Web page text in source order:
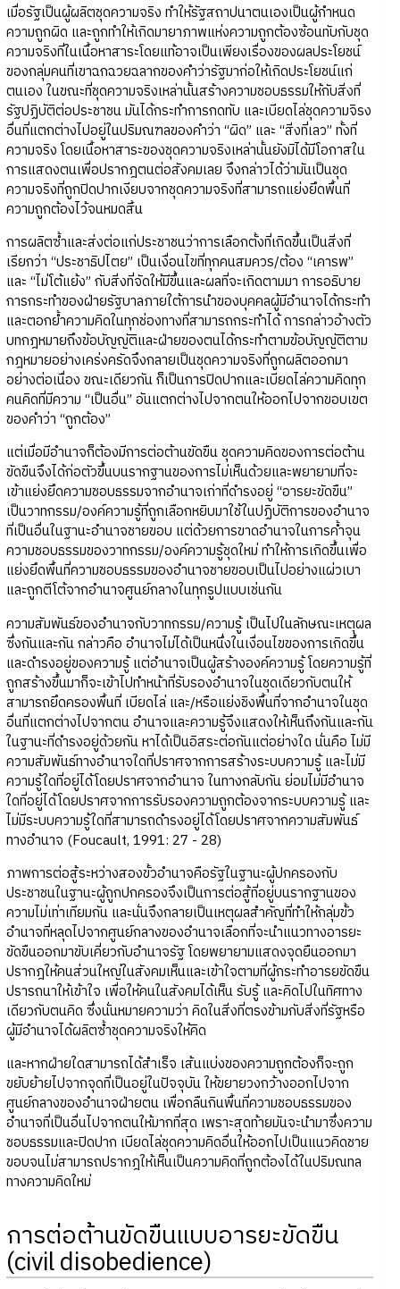
เมื่อรัฐเป็นผู้ผลิตชุดความจริง ทำให้รัฐสถาปนาตนเองเป็นผู้กำหนด
ความถูกผิด และถูกทำให้เกิดมายาภาพแห่งความถูกต้องซ้อนทับกับชุด
ความจริงที่ในเนื้อหาสาระโดยแท้อาจเป็นเพียงเรื่องของผลประโยชน์
ของกลุ่มคนที่เขาฉกฉวยฉลากของคำว่ารัฐมาก่อให้เกิดประโยชน์แก่
ตนเอง ในขณะที่ชุดความจริงเหล่านั้นสร้างความชอบธรรมให้กับสิ่งที่
รัฐปฏิบัติต่อประชาชน มันได้กระทำการกดทับ และเบียดไล่ชุดความจิรง
อื่นที่แตกต่างไปอยู่ในปริมณฑลของคำว่า “ผิด” และ “สิ่งที่เลว” ทั้งที่
ความจริง โดยเนื้อหาสาระของชุดความจริงเหล่านั้นยังมิได้มีโอกาสใน
การแสดงตนเพื่อปรากฎตนต่อสังคมเลย จึงกล่าวได้ว่ามันเป็นชุด
ความจริงที่ถูกปิดปากเงียบจากชุดความจริงที่สามารถแย่งยึดพื้นที่
ความถูกต้องไว้จนหมดสิ้น
การผลิตซ้ำและส่งต่อแก่ประชาชนว่าการเลือกตั้งที่เกิดขึ้นเป็นสิ่งที่
เรียกว่า “ประชาธิปไตย” เป็นเงื่อนไขที่ทุกคนสมควร/ต้อง “เคารพ”
และ “ไม่โต้แย้ง” กับสิ่งที่จัดให้มีขึ้นและผลที่จะเกิดตามมา การอธิบาย
การกระทำของฝ่ายรัฐบาลภายใต้การนำของบุคคลผู้มีอำนาจได้กระทำ
และตอกย้ำความคิดในทุกช่องทางที่สามารถกระทำได้ การกล่าวอ้างตัว
บทกฎหมายถึงข้อบัญญัติและฝ่ายของตนได้กระทำตามข้อบัญญัติตาม
กฎหมายอย่างเคร่งครัดจึงกลายเป็นชุดความจริงที่ถูกผลิตออกมา
อย่างต่อเนื่อง ขณะเดียวกัน ก็เป็นการปิดปากและเบียดไล่ความคิดทุก
คนคิดที่มีความ “เป็นอื่น” อันแตกต่างไปจากตนให้ออกไปจากขอบเขต
ของคำว่า “ถูกต้อง”
แต่เมื่อมีอำนาจก็ต้องมีการต่อต้านขัดขืน ชุดความคิดของการต่อต้าน
ขัดขืนจึงได้ก่อตัวขึ้นบนรากฐานของการไม่เห็นด้วยและพยายามที่จะ
เข้าแย่งยึดความชอบธรรมจากอำนาจเก่าที่ดำรงอยู่ “อารยะขัดขืน”
เป็นวาทกรรม/องค์ความรู้ที่ถูกเลือกหยิบมาใช้ในปฏิบัติการของอำนาจ
ที่เป็นอื่นในฐานะอำนาจชายขอบ แต่ด้วยการขาดอำนาจในการค้ำจุน
ความชอบธรรมของวาทกรรม/องค์ความรู้ชุดใหม่ ทำให้การเกิดขึ้นเพื่อ
แย่งยึดพื้นที่ความชอบธรรมของอำนาจชายขอบเป็นไปอย่างแผ่วเบา
และถูกตีโต้จากอำนาจศูนย์กลางในทุกรูปแบบเช่นกัน
ความสัมพันธ์ของอำนาจกับวาทกรรม/ความรู้ เป็นไปในลักษณะเหตุผล
ซึ่งกันและกัน กล่าวคือ อำนาจไม่ได้เป็นหนึ่งในเงื่อนไขของการเกิดขึ้น
และดำรงอยู่ของความรู้ แต่อำนาจเป็นผู้สร้างองค์ความรู้ โดยความรู้ที่
ถูกสร้างขึ้นมาก็จะเข้าไปทำหน้าที่รับรองอำนาจในชุดเดียวกับตนให้
สามารถยึดครองพื้นที่ เบียดไล่ และ/หรือแย่งชิงพื้นที่จากอำนาจในชุด
อื่นที่แตกต่างไปจากตน อำนาจและความรู้จึงแสดงให้เห็นถึงกันและกัน
ในฐานะที่ดำรงอยู่ด้วยกัน หาได้เป็นอิสระต่อกันแต่อย่างใด นั่นคือ ไม่มี
ความสัมพันธ์ทางอำนาจใดที่ปราศจากการสร้างระบบความรู้ และไม่มี
ความรู้ใดที่อยู่ได้โดยปราศจากอำนาจ ในทางกลับกัน ย่อมไม่มีอำนาจ
ใดที่อยู่ได้โดยปราศจากการรับรองความถูกต้องจากระบบความรู้ และ
ไม่มีระบบความรู้ใดที่สามารถดำรงอยู่ได้โดยปราศจากความสัมพันธ์
ทางอำนาจ (Foucault, 1991: 27 - 28)
ภาพการต่อสู้ระหว่างสองขั้วอำนาจคือรัฐในฐานะผู้ปกครองกับ
ประชาชนในฐานะผู้ถูกปกครองจึงเป็นการต่อสู้ที่อยู่บนรากฐานของ
ความไม่เท่าเทียมกัน และนั่นจึงกลายเป็นเหตุผลสำคัญที่ทำให้กลุ่มขั้ว
อำนาจที่หลุดไปจากศูนย์กลางของอำนาจเลือกที่จะนำแนวทางอารยะ
ขัดขืนออกมาขับเคี่ยวกับอำนาจรัฐ โดยพยายามแสดงจุดยืนออกมา
ปรากฎให้คนส่วนใหญ่ในสังคมเห็นและเข้าใจตามที่ผู้กระทำอารยขัดขืน
ปรารถนาให้เข้าใจ เพื่อให้คนในสังคมได้เห็น รับรู้ และคิดไปในทิศทาง
เดียวกับตนคิด ซึ่งนั่นหมายความว่า คิดในสิ่งที่ตรงข้ามกับสิ่งที่รัฐหรือ
ผู้มีอำนาจได้ผลิตซ้ำชุดความจริงให้คิด
และหากฝ่ายใดสามารถได้สำเร็จ เส้นแบ่งของความถูกต้องก็จะถูก
ขยับย้ายไปจากจุดที่เป็นอยู่ในปัจจุบัน ให้ขยายวงกว้างออกไปจาก
ศูนย์กลางของอำนาจฝ่ายตน เพื่อกลืนกินพื้นที่ความชอบธรรมของ
อำนาจที่เป็นอื่นไปจากตนให้มากที่สุด เพราะสุดท้ายมันจะนำมาซึ่งความ
ชอบธรรมและปิดปาก เบียดไล่ชุดความคิดอื่นให้ออกไปเป็นแนวคิดชาย
ขอบจนไม่สามารถปรากฎให้เห็นเป็นความคิดที่ถูกต้องได้ในปริมณทล
ทางความคิดใหม่
การต่อต้านขัดขืนแบบอารยะขัดขืน
(civil disobedience)